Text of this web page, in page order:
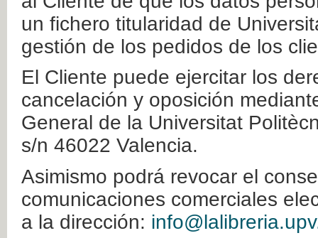
un fichero titularidad de
gestión de los pedidos de los
El Cliente puede ejercitar los
cancelación y oposición
General de la Universitat
s/n 46022 Valencia.
Asimismo podrá revocar el
comunicaciones comerciales
a la dirección: